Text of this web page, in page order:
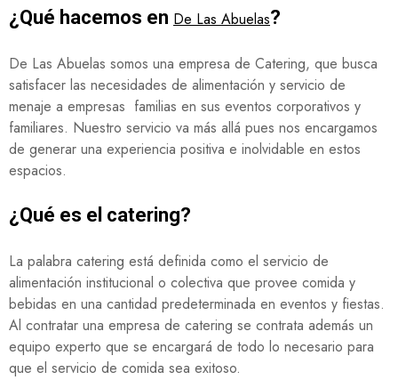
¿Qué hacemos en De Las Abuelas?
De Las Abuelas somos una empresa de Catering, que busca
satisfacer las necesidades de alimentación y servicio de
menaje a empresas familias en sus eventos corporativos y
familiares. Nuestro servicio va más allá pues nos encargamos
de generar una experiencia positiva e inolvidable en estos
espacios.
¿Qué es el catering?
La palabra catering está definida como el servicio de
alimentación institucional o colectiva que provee comida y
bebidas en una cantidad predeterminada en eventos y fiestas.
Al contratar una empresa de catering se contrata además un
equipo experto que se encargará de todo lo necesario para
que el servicio de comida sea exitoso.